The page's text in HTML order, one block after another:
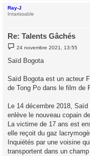
Ray-J
Intarissable
Re: Talents Gâchés
M
e
s
s
g
e
24 novembre 2021, 13:55
Saïd Bogota
Saïd Bogota est un acteur
de Tong Po dans le film de
Le 14 décembre 2018,
enlève le nouveau copain
La victime de 17 ans est
elle reçoit du gaz
Inquiétés par une voisine
transportent dans un